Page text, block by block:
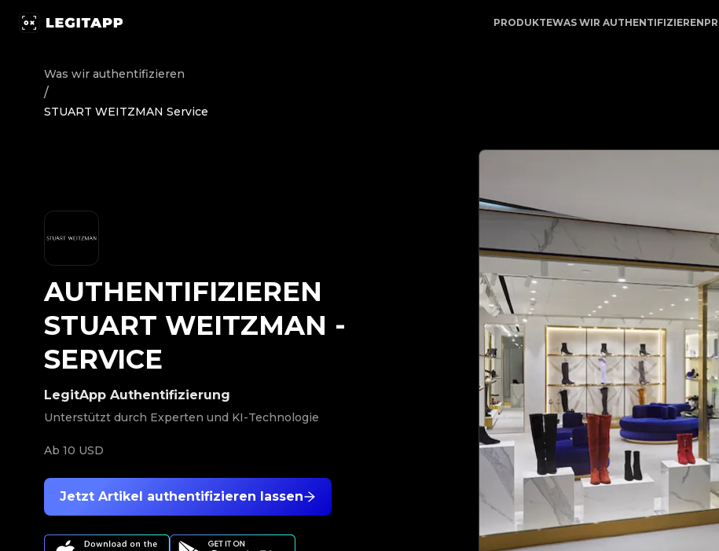
Authentifizieren STUART WEITZMAN - Service | LegitApp | Ihr vertrauenswürdiger Partner für
PRODUKTEWAS WIR AUTHENTIFIZIEREN
Was wir authentifizieren
/
STUART WEITZMAN Service
Jetzt Artikel authentifizieren lassen
LegitApp Authentifizierung
Unterstützt durch Experten und KI-Technologie
Ab 10 USD
AUTHENTIFIZIEREN
STUART WEITZMAN -
SERVICE